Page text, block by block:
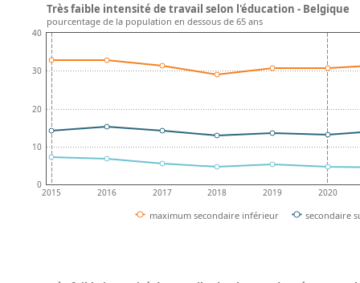
2015 2016 2017 2018 2019 2020
0
10
20
30
40
maximum secondaire inférieur secondaire
Très faible intensité de travail selon l'éducation - Belgique
pourcentage de la population en dessous de 65 ans